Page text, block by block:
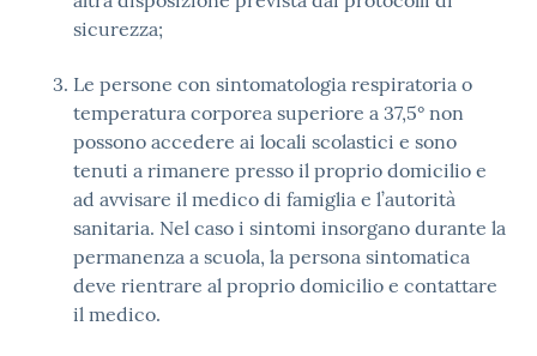
sicurezza;
Le persone con sintomatologia respiratoria o
temperatura corporea superiore a 37,5° non
possono accedere ai locali scolastici e sono
tenuti a rimanere presso il proprio domicilio e
ad avvisare il medico di famiglia e l’autorità
sanitaria. Nel caso i sintomi insorgano durante la
permanenza a scuola, la persona sintomatica
deve rientrare al proprio domicilio e contattare
il medico.